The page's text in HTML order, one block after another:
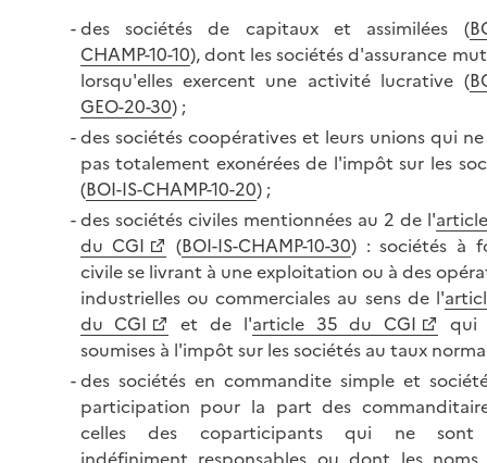
des sociétés de capitaux et assimilées (
CHAMP-10-10), dont les sociétés d'assurance
lorsqu'elles exercent une activité lucrative (
GEO-20-30) ;
des sociétés coopératives et leurs unions qui
pas totalement exonérées de l'impôt sur les
(BOI-IS-CHAMP-10-20) ;
des sociétés civiles mentionnées au 2 de l'
du CGI
(BOI-IS-CHAMP-10-30) : sociétés à
civile se livrant à une exploitation ou à des
industrielles ou commerciales au sens de l'
du CGI
et de l'article 35 du CGI
qui
soumises à l'impôt sur les sociétés au taux
des sociétés en commandite simple et
participation pour la part des
celles des coparticipants qui ne sont